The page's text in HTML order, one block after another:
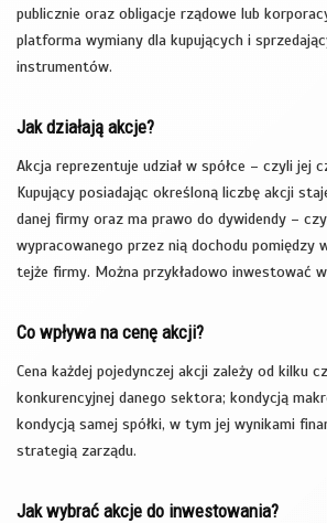
publicznie oraz obligacje rządowe lub
platforma wymiany dla kupujących i
instrumentów.
Jak działają akcje?
Akcja reprezentuje udział w spółce – czyli jej
Kupujący posiadając określoną liczbę akcji
danej firmy oraz ma prawo do dywidendy –
wypracowanego przez nią dochodu pomiędzy
tejże firmy. Można przykładowo inwestować
Co wpływa na cenę akcji?
Cena każdej pojedynczej akcji zależy od kilku
konkurencyjnej danego sektora; kondycją
kondycją samej spółki, w tym jej wynikami
strategią zarządu.
Jak wybrać akcje do inwestowania?